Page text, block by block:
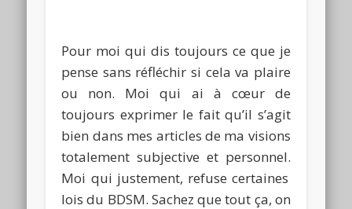
Pour moi qui dis toujours ce que je
pense sans réfléchir si cela va plaire
ou non. Moi qui ai à cœur de
toujours exprimer le fait qu’il s’agit
bien dans mes articles de ma visions
totalement subjective et personnel.
Moi qui justement, refuse certaines
lois du BDSM. Sachez que tout ça, on